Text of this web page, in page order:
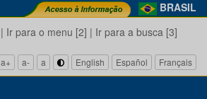
BRASIL
| Ir para o menu [2] | Ir para a busca [3]
a+ a- a English Español Français